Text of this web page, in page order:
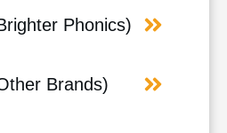
Phonics)
Brands)